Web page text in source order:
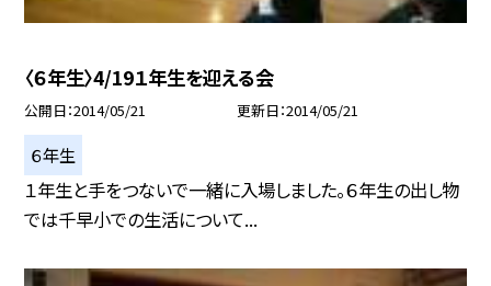
〈６年生〉4/19１年生を迎える会
公開日 2014/05/21 更新日 2014/05/21
６年生
１年生と手をつないで一緒に入場しました。６年生の出し物
では千早小での生活について...